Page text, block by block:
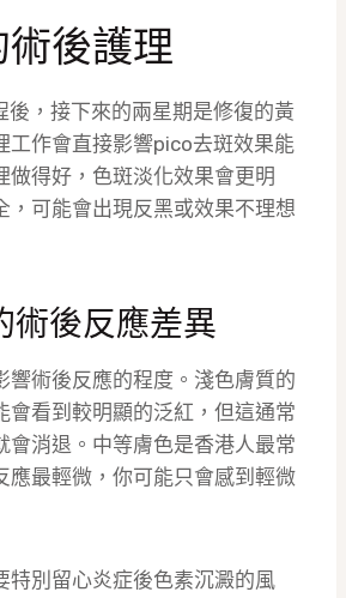
後護理
後，接下來的兩星期是修復的黃
工作會直接影響pico去斑效果能
做得好，色斑淡化效果會更明
，可能會出現反黑或效果不理想
術後反應差異
響術後反應的程度。淺色膚質的
會看到較明顯的泛紅，但這通常
會消退。中等膚色是香港人最常
應最輕微，你可能只會感到輕微
特別留心炎症後色素沉澱的風